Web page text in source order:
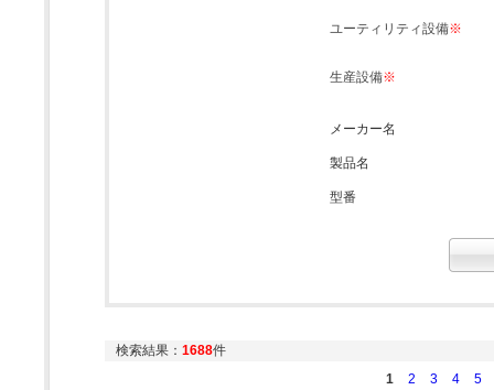
ユーティリティ設備※
生産設備※
メーカー名
製品名
型番
検索結果： 1688件
1
2 3 4 5